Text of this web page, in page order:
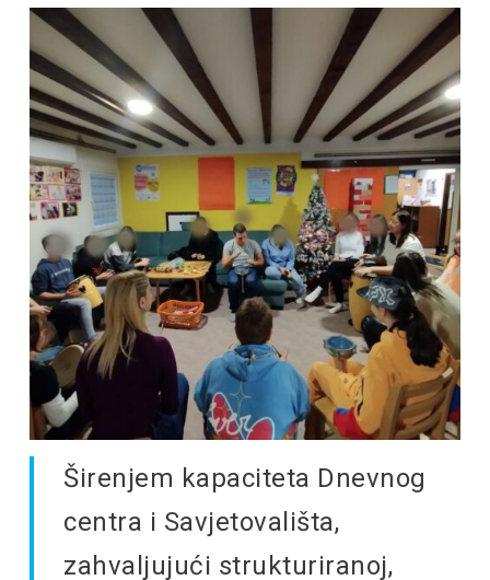
Širenjem kapaciteta Dnevnog
centra i Savjetovališta,
zahvaljujući strukturiranoj,